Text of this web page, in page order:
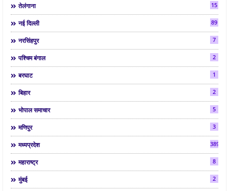
तेलंगाना 15
नई दिल्ली 89
नरसिंहपुर 7
पश्चिम बंगाल 2
बरघाट 1
बिहार 2
भोपाल समाचार 5
मणिपुर 3
मध्यप्रदेश 3892
महाराष्ट्र 8
मुंबई 2